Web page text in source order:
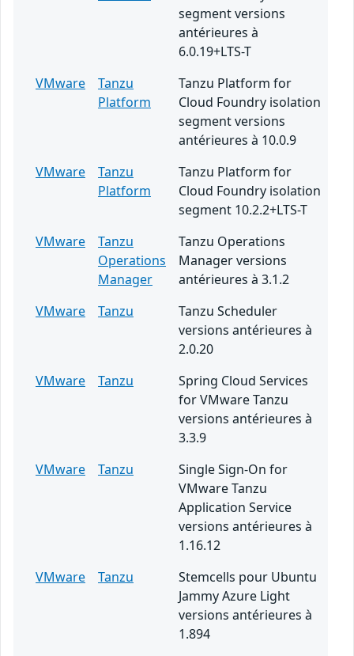
segment versions
antérieures à
6.0.19+LTS-T
VMware
Tanzu
Platform
Tanzu Platform for
Cloud Foundry isolation
segment versions
antérieures à 10.0.9
VMware
Tanzu
Platform
Tanzu Platform for
Cloud Foundry isolation
segment 10.2.2+LTS-T
VMware
Tanzu
Operations
Manager
Tanzu Operations
Manager versions
antérieures à 3.1.2
VMware
Tanzu
Tanzu Scheduler
versions antérieures à
2.0.20
VMware
Tanzu
Spring Cloud Services
for VMware Tanzu
versions antérieures à
3.3.9
VMware
Tanzu
Single Sign-On for
VMware Tanzu
Application Service
versions antérieures à
1.16.12
VMware
Tanzu
Stemcells pour Ubuntu
Jammy Azure Light
versions antérieures à
1.894